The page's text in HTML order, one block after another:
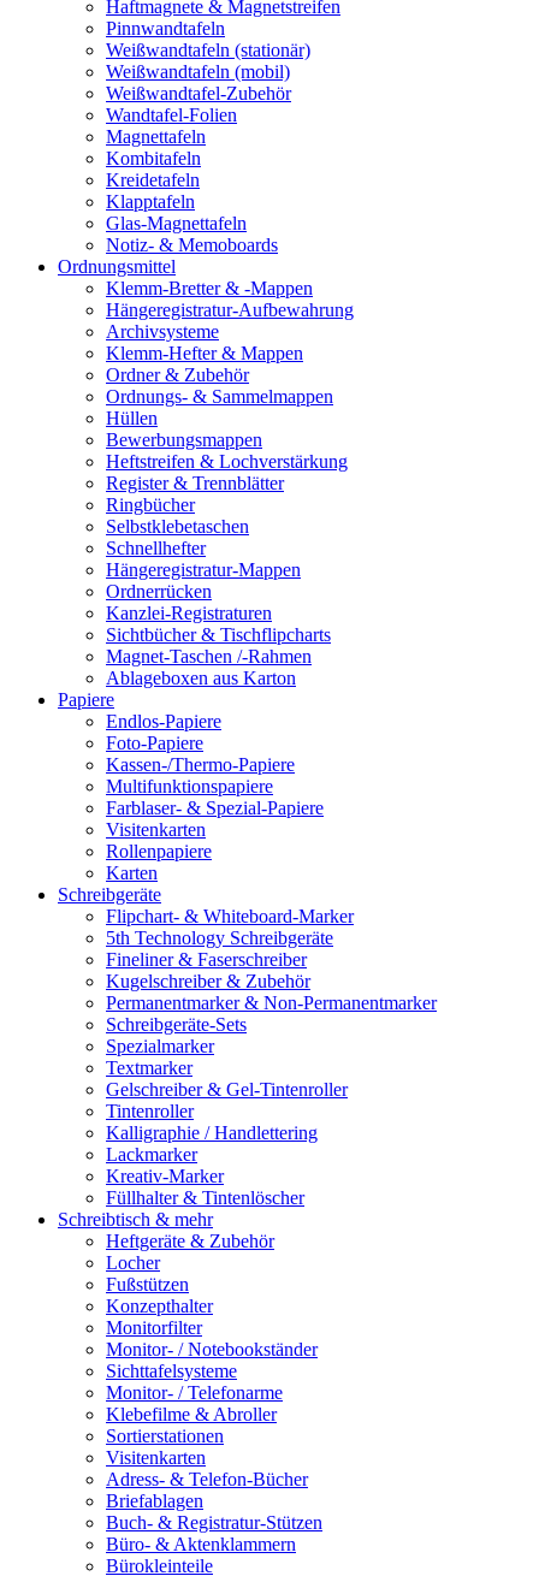
Haftmagnete & Magnetstreifen
Pinnwandtafeln
Weißwandtafeln (stationär)
Weißwandtafeln (mobil)
Weißwandtafel-Zubehör
Wandtafel-Folien
Magnettafeln
Kombitafeln
Kreidetafeln
Klapptafeln
Glas-Magnettafeln
Notiz- & Memoboards
Ordnungsmittel
Klemm-Bretter & -Mappen
Hängeregistratur-Aufbewahrung
Archivsysteme
Klemm-Hefter & Mappen
Ordner & Zubehör
Ordnungs- & Sammelmappen
Hüllen
Bewerbungsmappen
Heftstreifen & Lochverstärkung
Register & Trennblätter
Ringbücher
Selbstklebetaschen
Schnellhefter
Hängeregistratur-Mappen
Ordnerrücken
Kanzlei-Registraturen
Sichtbücher & Tischflipcharts
Magnet-Taschen /-Rahmen
Ablageboxen aus Karton
Papiere
Endlos-Papiere
Foto-Papiere
Kassen-/Thermo-Papiere
Multifunktionspapiere
Farblaser- & Spezial-Papiere
Visitenkarten
Rollenpapiere
Karten
Schreibgeräte
Flipchart- & Whiteboard-Marker
5th Technology Schreibgeräte
Fineliner & Faserschreiber
Kugelschreiber & Zubehör
Permanentmarker & Non-Permanentmarker
Schreibgeräte-Sets
Spezialmarker
Textmarker
Gelschreiber & Gel-Tintenroller
Tintenroller
Kalligraphie / Handlettering
Lackmarker
Kreativ-Marker
Füllhalter & Tintenlöscher
Schreibtisch & mehr
Heftgeräte & Zubehör
Locher
Fußstützen
Konzepthalter
Monitorfilter
Monitor- / Notebookständer
Sichttafelsysteme
Monitor- / Telefonarme
Klebefilme & Abroller
Sortierstationen
Visitenkarten
Adress- & Telefon-Bücher
Briefablagen
Buch- & Registratur-Stützen
Büro- & Aktenklammern
Bürokleinteile